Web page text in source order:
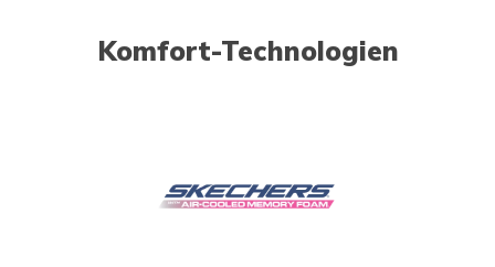
Komfort-Technologien